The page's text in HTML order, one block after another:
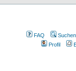
FAQ
Suchen
Profil